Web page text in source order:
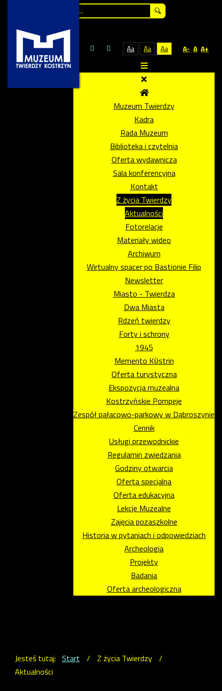
Aa Aa Aa A- A A+
Muzeum Twierdzy
Kadra
Rada Muzeum
Biblioteka i czytelnia
Oferta wydawnicza
Sala konferencyjna
Kontakt
Z życia Twierdzy
Aktualności
Fotorelacje
Materiały wideo
Archiwum
Wirtualny spacer po Bastionie Filip
Newsletter
Miasto - Twierdza
Dwa Miasta
Rdzeń twierdzy
Forty i schrony
1945
Memento Kϋstrin
Oferta turystyczna
Ekspozycja muzealna
Kostrzyńskie Pompeje
Zespół pałacowo-parkowy w Dąbroszynie
Cennik
Usługi przewodnickie
Regulamin zwiedzania
Godziny otwarcia
Oferta specjalna
Oferta edukacyjna
Lekcje Muzealne
Zajęcia pozaszkolne
Historia w pytaniach i odpowiedziach
Archeologia
Projekty
Badania
Oferta archeologiczna
Jesteś tutaj: Start / Z życia Twierdzy /
Aktualności